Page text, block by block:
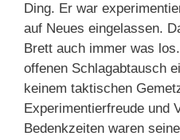
Ding. Er war
auf Neues eingelassen.
Brett auch immer was
offenen Schlagabtausch
keinem taktischen
Experimentierfreude und
Bedenkzeiten waren